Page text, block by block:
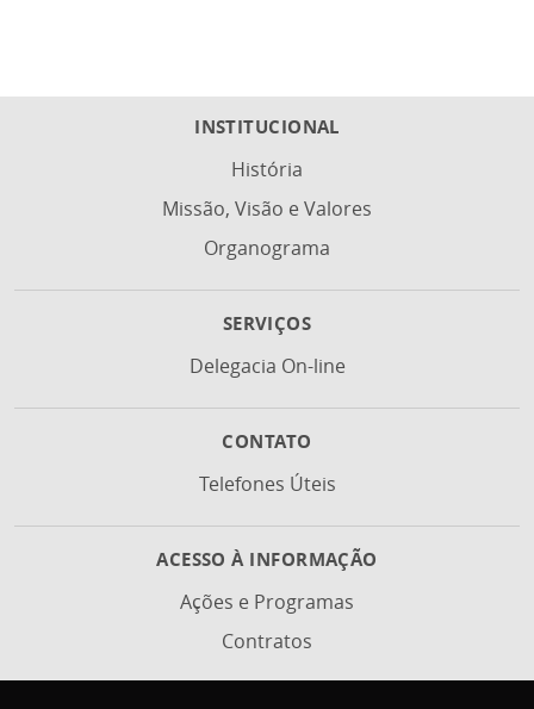
INSTITUCIONAL
História
Missão, Visão e Valores
Organograma
SERVIÇOS
Delegacia On-line
CONTATO
Telefones Úteis
ACESSO À INFORMAÇÃO
Ações e Programas
Contratos